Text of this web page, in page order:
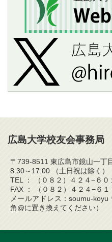
広島大学校友会事務局
〒739-8511 東広島市鏡山一
8:30～17:00 （土日祝は除く）
TEL ： （０８２）４２４−６０
FAX ： （０８２）４２４−６１
メールアドレス：soumu-
角@に置き換えてください）